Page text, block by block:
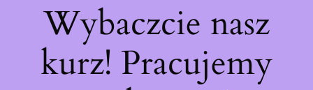
Wybaczcie nasz
kurz! Pracujemy